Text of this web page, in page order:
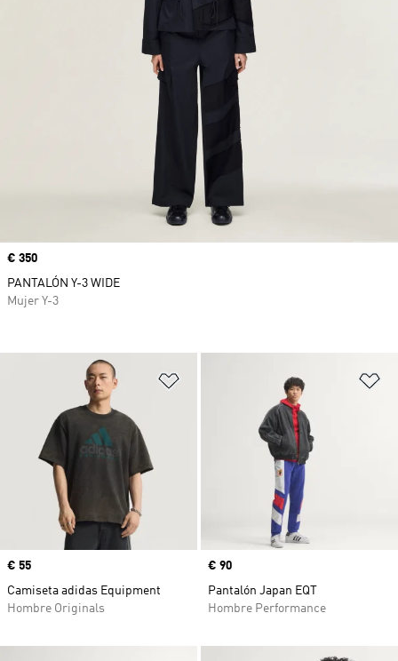
Añadir a la lista de deseos
Precio
€ 55
Camiseta adidas Equipment
Hombre Originals
Precio
€ 90
Pantalón Japan EQT
Hombre Performance
Precio
€ 350
PANTALÓN Y-3 WIDE
Mujer Y-3